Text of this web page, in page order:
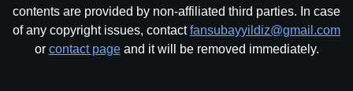
contents are provided by non-affiliated third parties. In case
of any copyright issues, contactfansubayyildiz@gmail.com
or contact pageand it will be removed immediately.